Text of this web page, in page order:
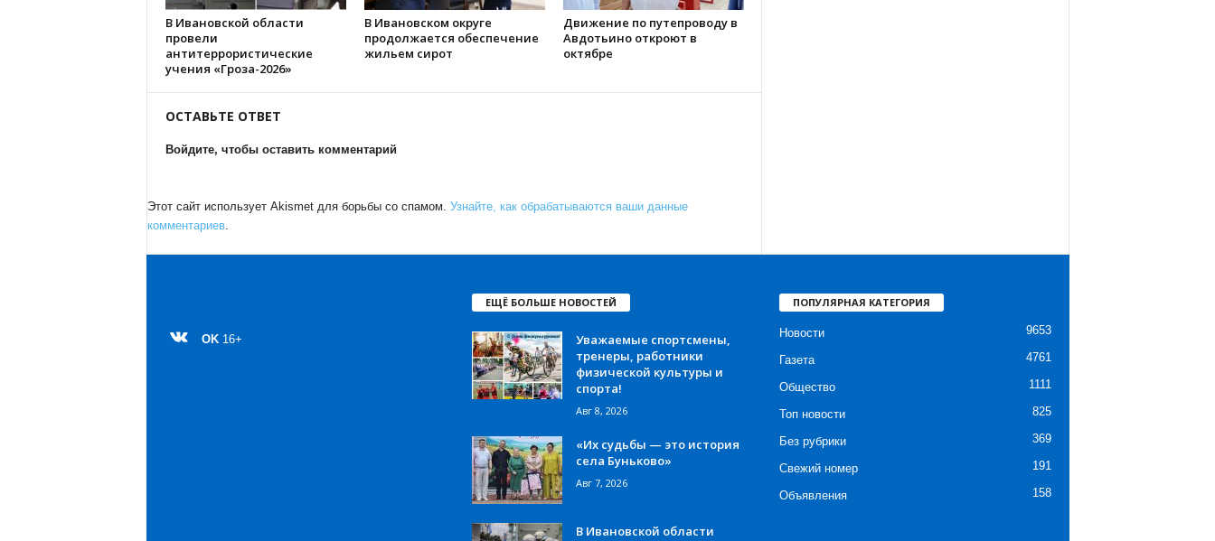
В Ивановской области
провели
антитеррористические
учения «Гроза-2026»
В Ивановском округе
продолжается обеспечение
жильем сирот
Движение по путепроводу в
Авдотьино откроют в
октябре
ОСТАВЬТЕ ОТВЕТ
Войдите, чтобы оставить комментарий
Этот сайт использует Akismet для борьбы со спамом. Узнайте, как обрабатываются ваши данные
комментариев.
OK 16+
ЕЩЁ БОЛЬШЕ НОВОСТЕЙ
Уважаемые спортсмены,
тренеры, работники
физической культуры и
спорта!
Авг 8, 2026
«Их судьбы — это история
села Буньково»
Авг 7, 2026
В Ивановской области
ПОПУЛЯРНАЯ КАТЕГОРИЯ
Новости 9653
Газета 4761
Общество 1111
Топ новости 825
Без рубрики 369
Свежий номер 191
Объявления 158